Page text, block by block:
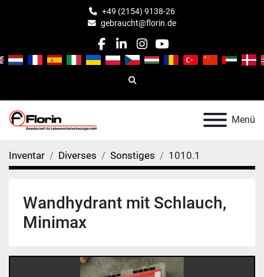
+49 (2154) 9138-26
gebraucht@florin.de
facebook
linkedin
instagram
youtube
Suche
Menü
Inventar Diverses Sonstiges 1010.1
Wandhydrant mit Schlauch,
Minimax